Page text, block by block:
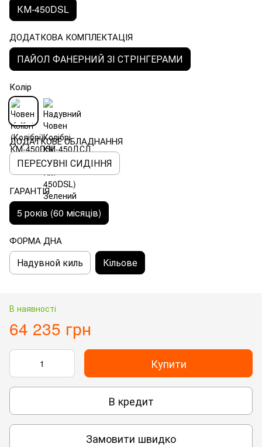
КМ-450DSL
ДОДАТКОВА КОМПЛЕКТАЦІЯ
ПАЙОЛ ФАНЕРНИЙ ЗІ СТРІНГЕРАМИ
Колір
ДОДАТКОВЕ ОБЛАДНАННЯ
ПЕРЕСУВНІ СИДІННЯ
ГАРАНТІЯ
5 років (60 місяців)
ФОРМА ДНА
Надувной киль Кільове
В наявності
64 235 грн
Купити
В кредит
Замовити швидко